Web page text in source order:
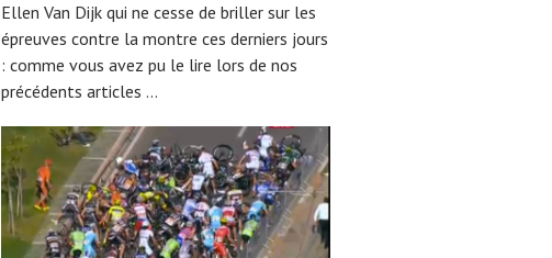
Ellen Van Dijk qui ne cesse de briller sur les
épreuves contre la montre ces derniers jours
: comme vous avez pu le lire lors de nos
précédents articles ...